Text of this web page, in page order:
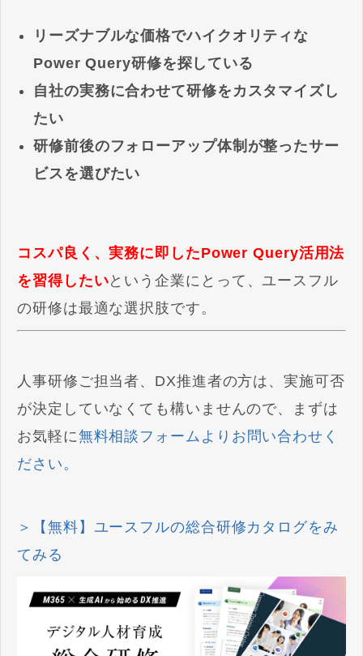
リーズナブルな価格でハイクオリティな
Power Query研修を探している
自社の実務に合わせて研修をカスタマイズし
たい
研修前後のフォローアップ体制が整ったサー
ビスを選びたい
コスパ良く 、実務に即したPower Query活用法
を習得したいという企業にとって、ユースフル
の研修は最適な選択肢です。
人事研修ご担当者、DX推進者の方は、実施可否
が決定していなくても構いませんので、まずは
お気軽に無料相談フォームよりお問い合わせく
ださい。
＞【無料】ユースフルの総合研修カタログをみ
てみる